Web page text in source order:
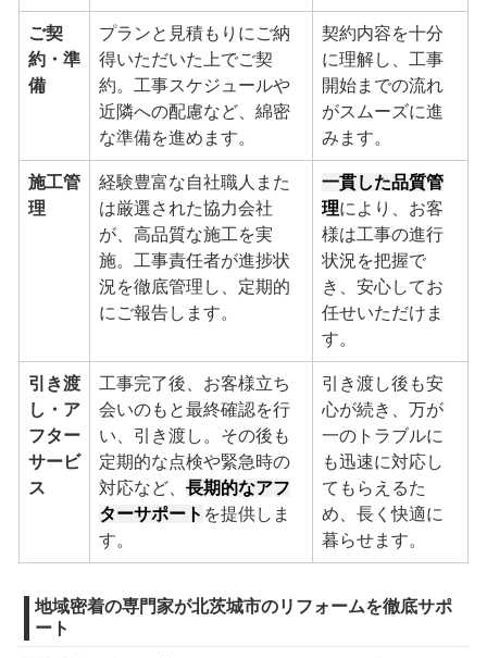
ご契
約・準
備
プランと見積もりにご納
得いただいた上でご契
約。工事スケジュールや
近隣への配慮など、綿密
な準備を進めます。
契約内容を十分
に理解し、工事
開始までの流れ
がスムーズに進
みます。
施工管
理
経験豊富な自社職人また
は厳選された協力会社
が、高品質な施工を実
施。工事責任者が進捗状
況を徹底管理し、定期的
にご報告します。
一貫した品質管
理により、お客
様は工事の進行
状況を把握で
き、安心してお
任せいただけま
す。
引き渡
し・ア
フター
サービ
ス
工事完了後、お客様立ち
会いのもと最終確認を行
い、引き渡し。その後も
定期的な点検や緊急時の
対応など、 長期的なアフ
ターサポート を提供しま
す。
引き渡し後も安
心が続き、万が
一のトラブルに
も迅速に対応し
てもらえるた
め、長く快適に
暮らせます。
地域密着の専門家が北茨城市のリフォームを徹底サポ
ート